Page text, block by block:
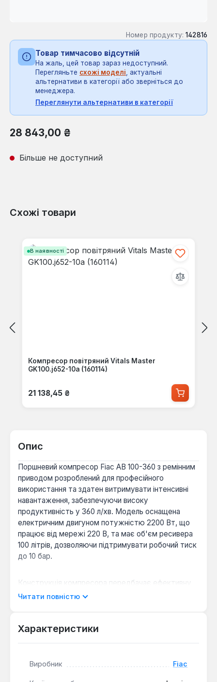
Номер продукту: 142816
Товар тимчасово відсутній
На жаль, цей товар зараз недоступний.
Перегляньте схожі моделі, актуальні
альтернативи в категорії або зверніться до
менеджера.
Переглянути альтернативи в категорії
Звичайна ціна:
28 843,00 ₴
Більше не доступний
Схожі товари
В наявності
Компресор повітряний Vitals Master
GK100.j652-10a (160114)
Звичайна ціна:
21 138,45 ₴
Опис
Поршневий компресор Fiac AB 100-360 з ремінним
приводом розроблений для професійного
використання та здатен витримувати інтенсивні
навантаження, забезпечуючи високу
продуктивність у 360 л/хв. Модель оснащена
електричним двигуном потужністю 2200 Вт, що
працює від мережі 220 В, та має об'єм ресивера
100 літрів, дозволяючи підтримувати робочий тиск
до 10 бар.
Конструкція компресора передбачає ефективну
систему охолодження та захисту. Електричний
каркас сприяє відведенню тепла. Охолодження
вентилятор. Ремінний привід ефективно передає
Читати повністю
Характеристики
Виробник Fiac